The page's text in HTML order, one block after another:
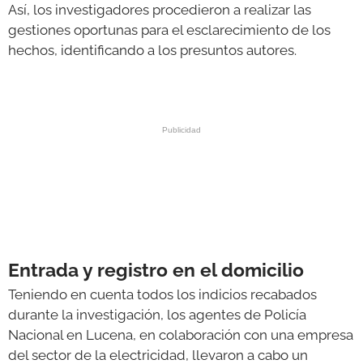
Así, los investigadores procedieron a realizar las
gestiones oportunas para el esclarecimiento de los
hechos, identificando a los presuntos autores.
Entrada y registro en el domicilio
Teniendo en cuenta todos los indicios recabados
durante la investigación, los agentes de Policía
Nacional en Lucena, en colaboración con una empresa
del sector de la electricidad, llevaron a cabo un